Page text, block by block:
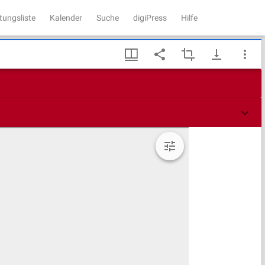
Kalender Suche digiPress Hilfe